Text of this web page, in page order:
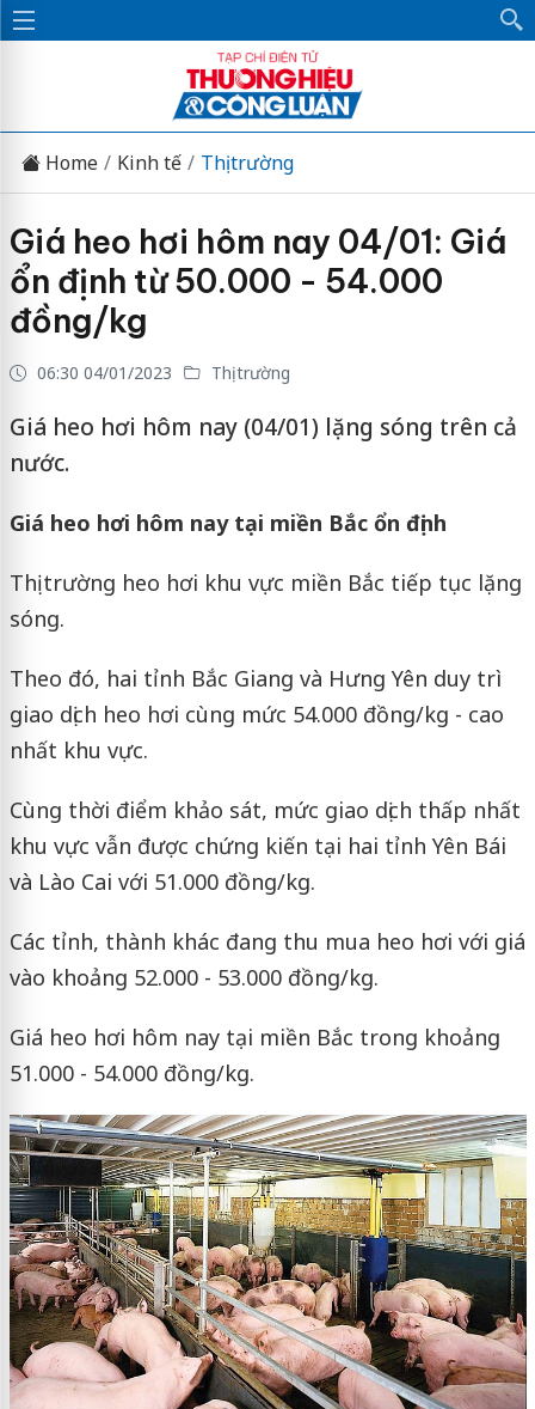
Home Kinh tế Thị trường
Giá heo hơi hôm nay 04/01: Giá
ổn định từ 50.000 - 54.000
đồng/kg
06:30 04/01/2023 Thị trường
Giá heo hơi hôm nay (04/01) lặng sóng trên cả
nước.
Giá heo hơi hôm nay tại miền Bắc ổn định
Thị trường heo hơi khu vực miền Bắc tiếp tục lặng
sóng.
Theo đó, hai tỉnh Bắc Giang và Hưng Yên duy trì
giao dịch heo hơi cùng mức 54.000 đồng/kg - cao
nhất khu vực.
Cùng thời điểm khảo sát, mức giao dịch thấp nhất
khu vực vẫn được chứng kiến tại hai tỉnh Yên Bái
và Lào Cai với 51.000 đồng/kg.
Các tỉnh, thành khác đang thu mua heo hơi với giá
vào khoảng 52.000 - 53.000 đồng/kg.
Giá heo hơi hôm nay tại miền Bắc trong khoảng
51.000 - 54.000 đồng/kg.